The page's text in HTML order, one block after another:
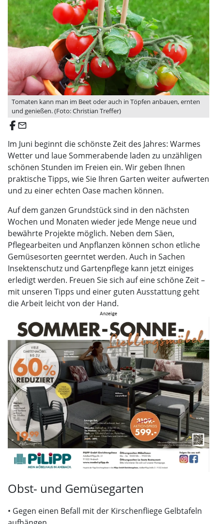
Tomaten kann man im Beet oder auch in Töpfen anbauen, ernten
und genießen. (Foto: Christian Treffer)
email
Im Juni beginnt die schönste Zeit des Jahres: Warmes
Wetter und laue Sommerabende laden zu unzähligen
schönen Stunden im Freien ein. Wir geben Ihnen
praktische Tipps, wie Sie Ihren Garten weiter aufwerten
und zu einer echten Oase machen können.
Auf dem ganzen Grundstück sind in den nächsten
Wochen und Monaten wieder jede Menge neue und
bewährte Projekte möglich. Neben dem Säen,
Pflegearbeiten und Anpflanzen können schon etliche
Gemüsesorten geerntet werden. Auch in Sachen
Insektenschutz und Gartenpflege kann jetzt einiges
erledigt werden. Freuen Sie sich auf eine schöne Zeit –
mit unseren Tipps und einer guten Ausstattung geht
die Arbeit leicht von der Hand.
Obst- und Gemüsegarten
• Gegen einen Befall mit der Kirschenfliege Gelbtafeln